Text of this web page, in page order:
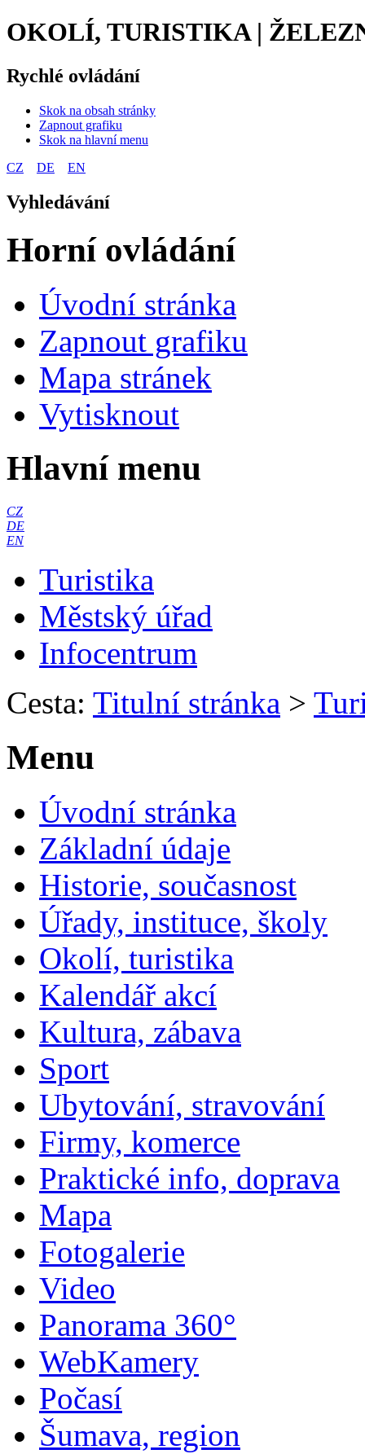
OKOLÍ, TURISTIKA |
Rychlé ovládání
Skok na obsah stránky
Zapnout grafiku
Skok na hlavní menu
CZ
DE EN
Vyhledávání
Horní ovládání
Úvodní stránka
Zapnout grafiku
Mapa stránek
Vytisknout
Hlavní menu
CZ
DE
EN
Turistika
Městský úřad
Infocentrum
Cesta: Titulní stránka >
Menu
Úvodní stránka
Základní údaje
Historie, současnost
Úřady, instituce, školy
Okolí, turistika
Kalendář akcí
Kultura, zábava
Sport
Ubytování, stravování
Firmy, komerce
Praktické info, doprava
Mapa
Fotogalerie
Video
Panorama 360°
WebKamery
Počasí
Šumava, region